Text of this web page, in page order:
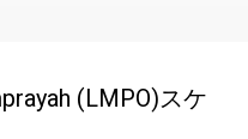
(LMPO)スケ